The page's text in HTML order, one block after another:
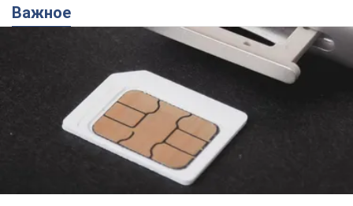
Украинцы массово переносят свои мобильные
номера на одного и того же оператора: на
какой чаще всего переходят
Мобильные тарифы достигли критического предела
66,5 т.
Украинцев планируют отселять из